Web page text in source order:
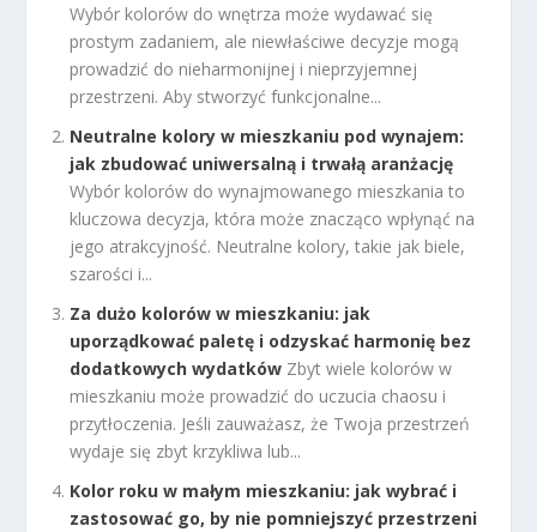
Wybór kolorów do wnętrza może wydawać się
prostym zadaniem, ale niewłaściwe decyzje mogą
prowadzić do nieharmonijnej i nieprzyjemnej
przestrzeni. Aby stworzyć funkcjonalne...
Neutralne kolory w mieszkaniu pod wynajem:
jak zbudować uniwersalną i trwałą aranżację
Wybór kolorów do wynajmowanego mieszkania to
kluczowa decyzja, która może znacząco wpłynąć na
jego atrakcyjność. Neutralne kolory, takie jak biele,
szarości i...
Za dużo kolorów w mieszkaniu: jak
uporządkować paletę i odzyskać harmonię bez
dodatkowych wydatków Zbyt wiele kolorów w
mieszkaniu może prowadzić do uczucia chaosu i
przytłoczenia. Jeśli zauważasz, że Twoja przestrzeń
wydaje się zbyt krzykliwa lub...
Kolor roku w małym mieszkaniu: jak wybrać i
zastosować go, by nie pomniejszyć przestrzeni